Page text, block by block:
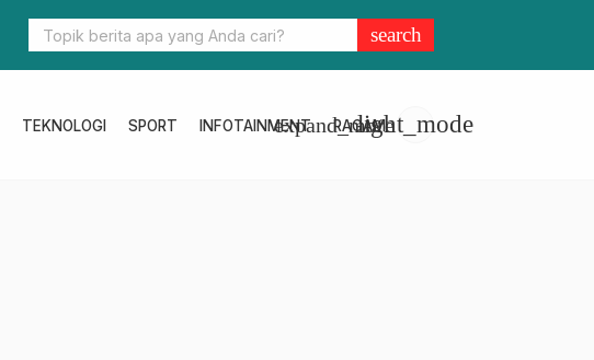
PDAM Tirta Mandar Ajukan Penundaan PAP, UPTD Pelayanan Pajak Majene
Bergerak Cepat Jaga Stabilitas PAD
search
TEKNOLOGI SPORT INFOTAINMENT RAGAM
expand_morelight_mode